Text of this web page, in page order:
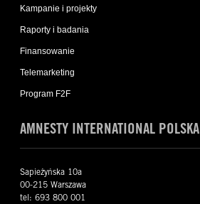
Kampanie i projekty
Raporty i badania
Finansowanie
Telemarketing
Program F2F
AMNESTY INTERNATIONAL POLSKA
Sapieżyńska 10a
00-215 Warszawa
tel: 693 800 001